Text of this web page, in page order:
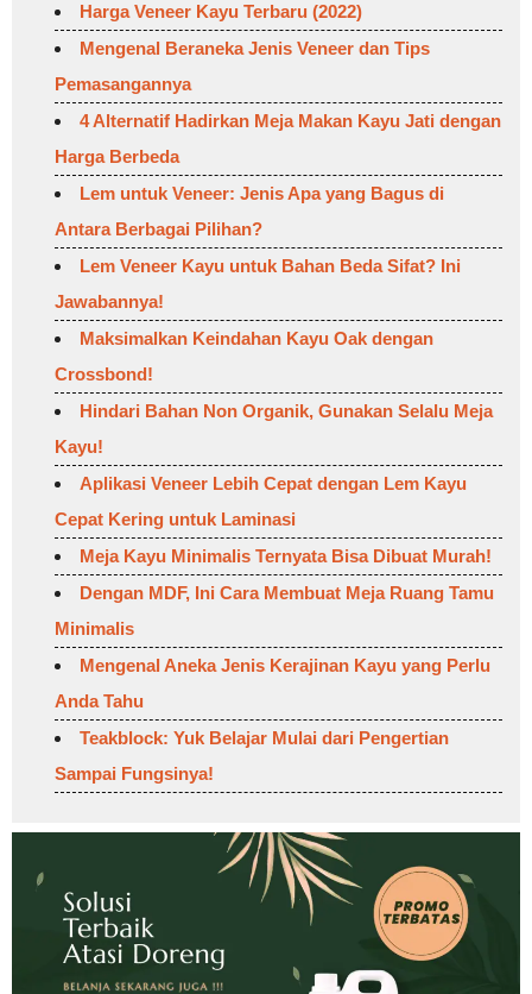
Harga Veneer Kayu Terbaru (2022)
Mengenal Beraneka Jenis Veneer dan Tips
Pemasangannya
4 Alternatif Hadirkan Meja Makan Kayu Jati dengan
Harga Berbeda
Lem untuk Veneer: Jenis Apa yang Bagus di
Antara Berbagai Pilihan?
Lem Veneer Kayu untuk Bahan Beda Sifat? Ini
Jawabannya!
Maksimalkan Keindahan Kayu Oak dengan
Crossbond!
Hindari Bahan Non Organik, Gunakan Selalu Meja
Kayu!
Aplikasi Veneer Lebih Cepat dengan Lem Kayu
Cepat Kering untuk Laminasi
Meja Kayu Minimalis Ternyata Bisa Dibuat Murah!
Dengan MDF, Ini Cara Membuat Meja Ruang Tamu
Minimalis
Mengenal Aneka Jenis Kerajinan Kayu yang Perlu
Anda Tahu
Teakblock: Yuk Belajar Mulai dari Pengertian
Sampai Fungsinya!